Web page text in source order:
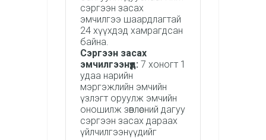
сэргээн засах
эмчилгээ шаардлагтай
24 хүүхдэд хамрагдсан
байна.
Сэргээн засах
эмчилгээнүүд: 7 хоногт 1
удаа нарийн
мэргэжлийн эмчийн
үзлэгт оруулж эмчийн
оношилж зөвлөсний дагуу
сэргээн засах дараах
үйлчилгээнүүдийг